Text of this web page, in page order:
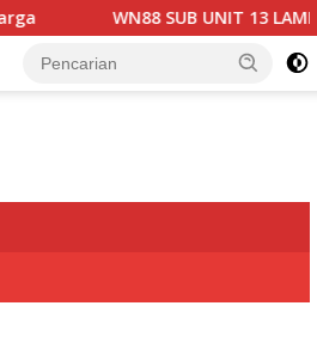
WN88 SUB UNIT 13 LAMPUNG UTARA